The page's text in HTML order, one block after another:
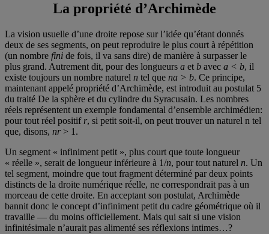
La propriété d’Archimède
La vision usuelle d’une droite repose sur l’idée qu’étant donnés
deux de ses segments, on peut reproduire le plus court à répétition
(un nombre fini de fois, il va sans dire) de manière à surpasser le
plus grand. Autrement dit, pour des longueurs a et b avec a < b, il
existe toujours un nombre naturel n tel que na > b. Ce principe,
maintenant appelé propriété d’Archimède, est introduit au postulat 5
du traité De la sphère et du cylindre du Syracusain. Les nombres
réels représentent un exemple fondamental d’ensemble archimédien:
pour tout réel positif r, si petit soit-il, on peut trouver un naturel n tel
que, disons, nr> 1.
Un segment « infiniment petit », plus court que toute longueur
« réelle », serait de longueur inférieure à 1/n, pour tout naturel n. Un
tel segment, moindre que tout fragment déterminé par deux points
distincts de la droite numérique réelle, ne correspondrait pas à un
morceau de cette droite. En acceptant son postulat, Archimède
bannit donc le concept d’infiniment petit du cadre géométrique où il
travaille — du moins officiellement. Mais qui sait si une vision
infinitésimale n’aurait pas alimenté ses réflexions intimes…?